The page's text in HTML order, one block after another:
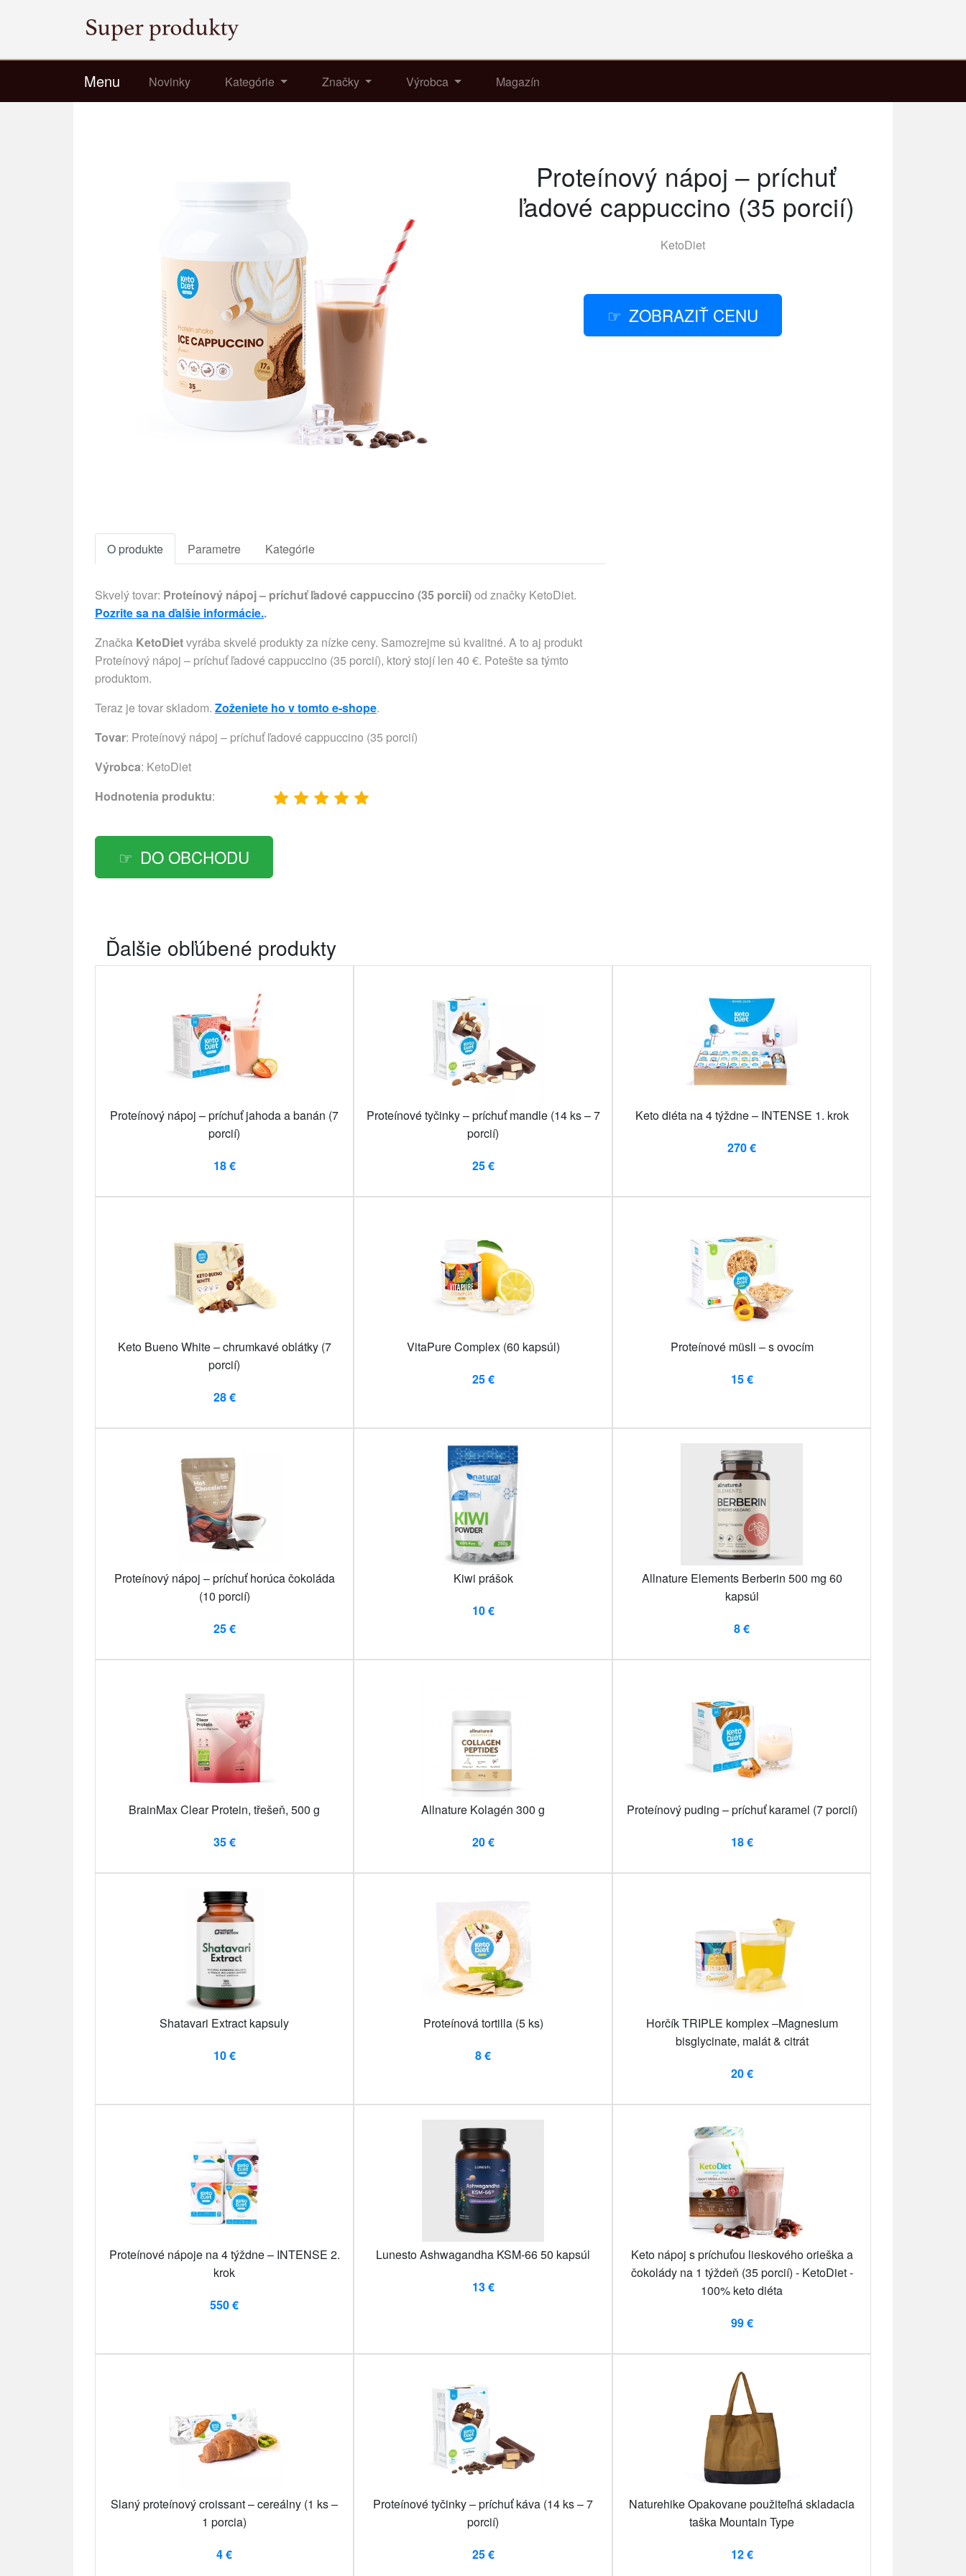
Menu Novinky Kategórie Značky Výrobca Magazín
Proteínový nápoj – príchuť
ľadové cappuccino (35 porcií)
KetoDiet
ZOBRAZIŤ CENU
O produkte Parametre Kategórie
Skvelý tovar: Proteínový nápoj – príchuť ľadové cappuccino (35 porcií)od značky KetoDiet.
Pozrite sa na ďalšie informácie..
Značka KetoDietvyrába skvelé produkty za nízke ceny. Samozrejme sú kvalitné. A to aj produkt
Proteínový nápoj – príchuť ľadové cappuccino (35 porcií), ktorý stojí len 40 €. Potešte sa týmto
produktom.
Teraz je tovar skladom. Zoženiete ho v tomto e-shope.
Tovar: Proteínový nápoj – príchuť ľadové cappuccino (35 porcií)
Výrobca: KetoDiet
Hodnotenia produktu:
DO OBCHODU
Ďalšie obľúbené produkty
Proteínový nápoj – príchuť jahoda a banán (7
porcií)
18 €
Proteínové tyčinky – príchuť mandle (14 ks – 7
porcií)
25 €
Keto diéta na 4 týždne – INTENSE 1. krok
270 €
Keto Bueno White – chrumkavé oblátky (7
porcií)
28 €
VitaPure Complex (60 kapsúl)
25 €
Proteínové müsli – s ovocím
15 €
Proteínový nápoj – príchuť horúca čokoláda
(10 porcií)
25 €
Kiwi prášok
10 €
Allnature Elements Berberin 500 mg 60
kapsúl
8 €
BrainMax Clear Protein, třešeň, 500 g
35 €
Allnature Kolagén 300 g
20 €
Proteínový puding – príchuť karamel (7 porcií)
18 €
Shatavari Extract kapsuly
10 €
Proteínová tortilla (5 ks)
8 €
Horčík TRIPLE komplex –Magnesium
bisglycinate, malát & citrát
20 €
Proteínové nápoje na 4 týždne – INTENSE 2.
krok
550 €
Lunesto Ashwagandha KSM-66 50 kapsúl
13 €
Keto nápoj s príchuťou lieskového orieška a
čokolády na 1 týždeň (35 porcií) - KetoDiet -
100% keto diéta
99 €
Slaný proteínový croissant – cereálny (1 ks –
1 porcia)
4 €
Proteínové tyčinky – príchuť káva (14 ks – 7
porcií)
25 €
Naturehike Opakovane použiteľná skladacia
taška Mountain Type
12 €